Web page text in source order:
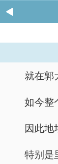
就在郭
如今整
因此地
特别是